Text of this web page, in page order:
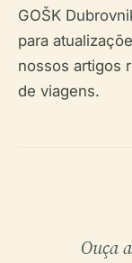
GOŠK
para
nossos artigos
de viagens.
Ouça